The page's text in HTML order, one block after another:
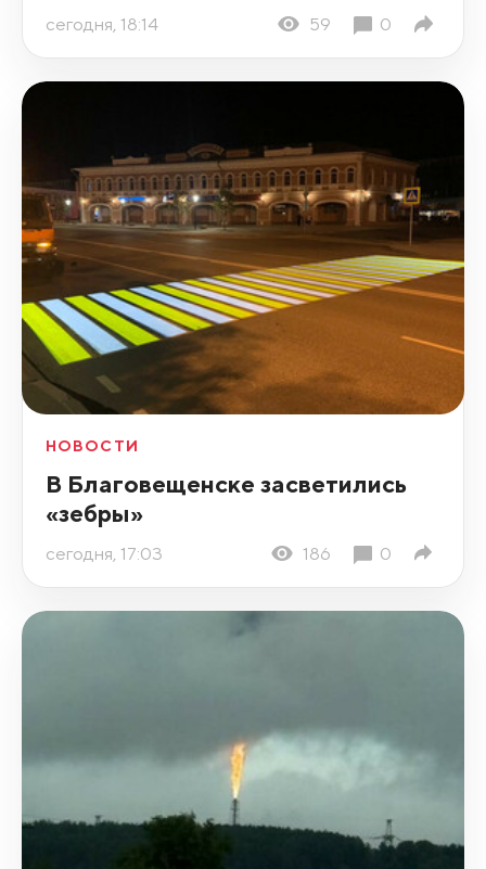
сегодня, 18:14 59 0
НОВОСТИ
В Благовещенске засветились
«зебры»
сегодня, 17:03 186 0